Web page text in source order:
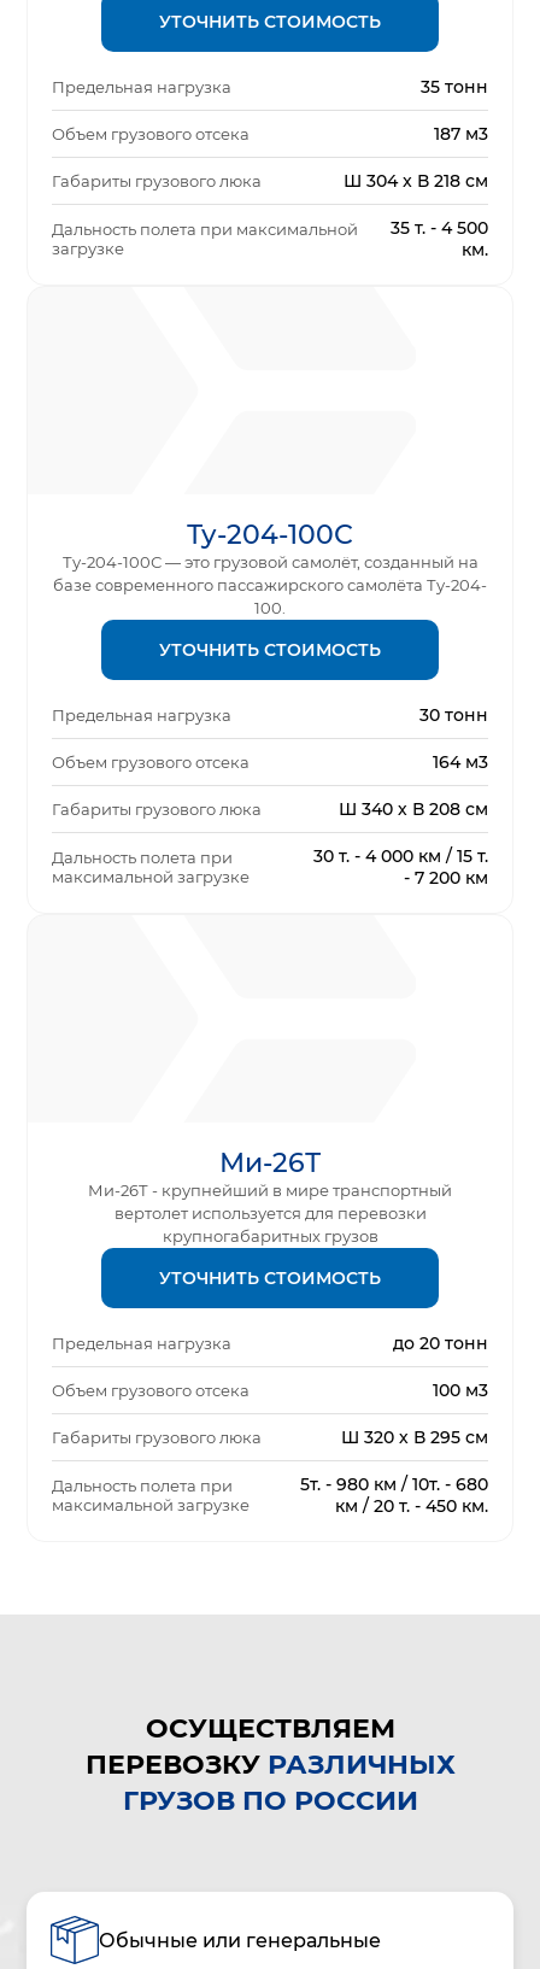
УТОЧНИТЬ СТОИМОСТЬ
Предельная нагрузка 35 тонн
Объем грузового отсека 187 м3
Габариты грузового люка Ш 304 x В 218 см
Дальность полета при максимальной
загрузке
35 т. - 4 500
км.
Ту-204-100С
Ту-204-100С — это грузовой самолёт, созданный на
базе современного пассажирского самолёта Ту-204-
100.
УТОЧНИТЬ СТОИМОСТЬ
Предельная нагрузка 30 тонн
Объем грузового отсека 164 м3
Габариты грузового люка Ш 340 х В 208 см
Дальность полета при
максимальной загрузке
30 т. - 4 000 км / 15 т.
- 7 200 км
Ми-26Т
Ми-26Т - крупнейший в мире транспортный
вертолет используется для перевозки
крупногабаритных грузов
УТОЧНИТЬ СТОИМОСТЬ
Предельная нагрузка до 20 тонн
Объем грузового отсека 100 м3
Габариты грузового люка Ш 320 х В 295 см
Дальность полета при
максимальной загрузке
5т. - 980 км / 10т. - 680
км / 20 т. - 450 км.
ОСУЩЕСТВЛЯЕМ
ПЕРЕВОЗКУРАЗЛИЧНЫХ
ГРУЗОВ ПО РОССИИ
Обычные или генеральные